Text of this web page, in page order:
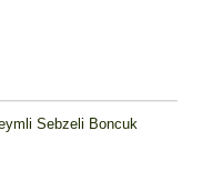
Sebzeli Boncuk